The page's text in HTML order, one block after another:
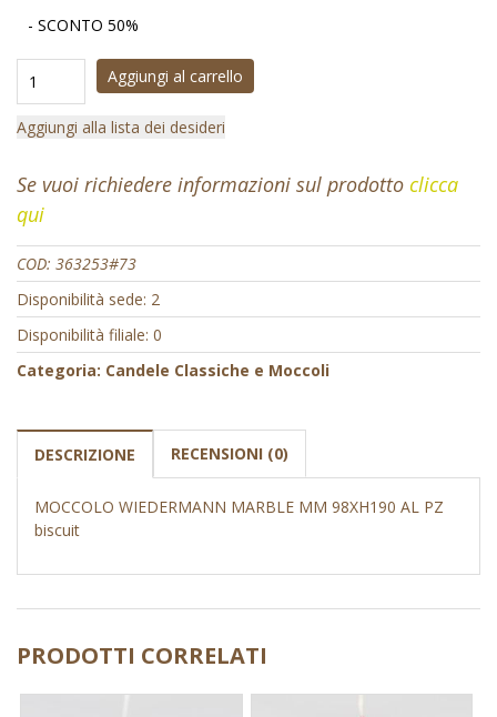
- SCONTO 50%
Aggiungi al carrello
Aggiungi alla lista dei desideri
Se vuoi richiedere informazioni sul prodotto clicca
qui
COD: 363253#73
Disponibilità sede: 2
Disponibilità filiale: 0
Categoria: Candele Classiche e Moccoli
DESCRIZIONE RECENSIONI (0)
MOCCOLO WIEDERMANN MARBLE MM 98XH190 AL PZ
biscuit
PRODOTTI CORRELATI